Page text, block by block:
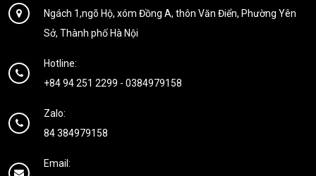
Ngách 1,ngõ Hộ, xóm Đồng A, thôn Văn Điển, Phường Yên
Sở, Thành phố Hà Nội
Hotline:
+84 94 251 2299 - 0384979158
Zalo:
84 384979158
Email: